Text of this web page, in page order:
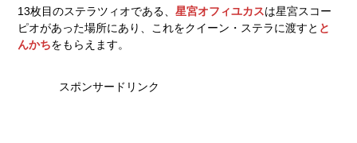
13枚目のステラツィオである、 星宮オフィユカスは星宮スコー
ピオがあった場所にあり、これをクイーン・ステラに渡すと と
んかちをもらえます。
スポンサードリンク